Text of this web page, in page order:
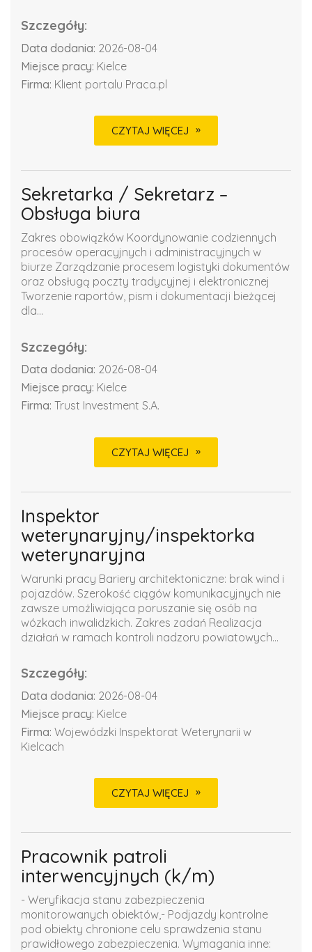
Szczegóły:
Data dodania: 2026-08-04
Miejsce pracy: Kielce
Firma: Klient portalu Praca.pl
CZYTAJ WIĘCEJ
Sekretarka / Sekretarz –
Obsługa biura
Zakres obowiązków Koordynowanie codziennych
procesów operacyjnych i administracyjnych w
biurze Zarządzanie procesem logistyki dokumentów
oraz obsługą poczty tradycyjnej i elektronicznej
Tworzenie raportów, pism i dokumentacji bieżącej
dla...
Szczegóły:
Data dodania: 2026-08-04
Miejsce pracy: Kielce
Firma: Trust Investment S.A.
CZYTAJ WIĘCEJ
Inspektor
weterynaryjny/inspektorka
weterynaryjna
Warunki pracy Bariery architektoniczne: brak wind i
pojazdów. Szerokość ciągów komunikacyjnych nie
zawsze umożliwiająca poruszanie się osób na
wózkach inwalidzkich. Zakres zadań Realizacja
działań w ramach kontroli nadzoru powiatowych...
Szczegóły:
Data dodania: 2026-08-04
Miejsce pracy: Kielce
Firma: Wojewódzki Inspektorat Weterynarii w
Kielcach
CZYTAJ WIĘCEJ
Pracownik patroli
interwencyjnych (k/m)
- Weryfikacja stanu zabezpieczenia
monitorowanych obiektów,- Podjazdy kontrolne
pod obiekty chronione celu sprawdzenia stanu
prawidłowego zabezpieczenia. Wymagania inne: